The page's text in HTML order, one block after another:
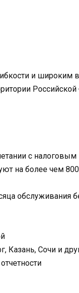
и широким
с
на более чем
обслуживания
Казань, Сочи и